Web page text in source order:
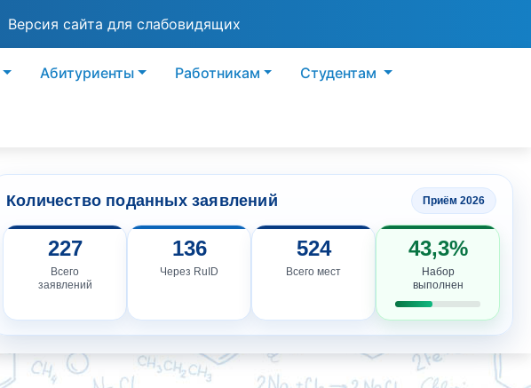
Версия сайта для слабовидящих
Абитуриенты Работникам Студентам
Количество поданных заявлений Приём 2026
227
Всего
заявлений
136
Через RuID
524
Всего мест
43,3%
Набор
выполнен